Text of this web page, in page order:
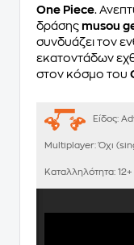
One Piece.
δράσης musou
συνδυάζει τον
εκατοντάδων
στον κόσμο του
Είδος:
Multiplayer:Όχι
Καταλληλότητα: 12+